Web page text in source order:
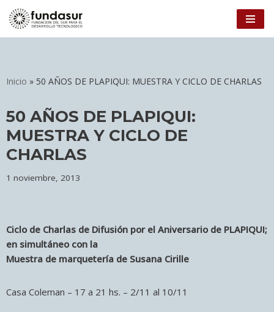
Inicio » 50 AÑOS DE PLAPIQUI: MUESTRA Y CICLO DE CHARLAS
50 AÑOS DE PLAPIQUI:
MUESTRA Y CICLO DE
CHARLAS
1 noviembre, 2013
Ciclo de Charlas de Difusión por el Aniversario de PLAPIQUI;
en simultáneo con la
Muestra de marquetería de Susana Cirille
Casa Coleman – 17 a 21 hs. – 2/11 al 10/11